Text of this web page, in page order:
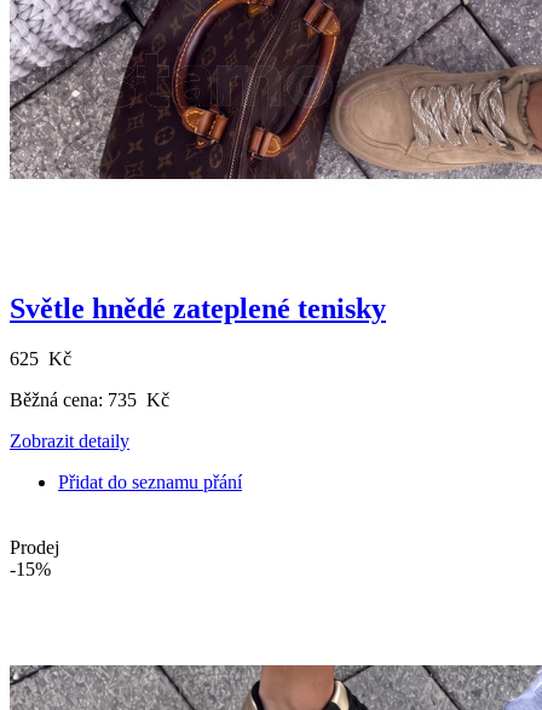
Světle hnědé zateplené tenisky
625 Kč
Běžná cena: 735 Kč
Zobrazit detaily
Přidat do seznamu přání
Prodej
-15%